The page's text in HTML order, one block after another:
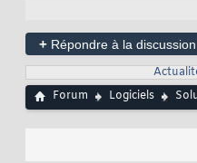
+ Répondre à la discussion
Forum
Logiciels